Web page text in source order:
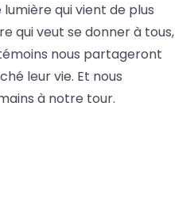
qui vient de plus
qui veut se donner à tous,
nous partageront
leur vie. Et nous
à notre tour.